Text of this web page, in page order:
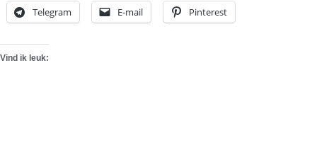
Telegram E-mail Pinterest
Vind ik leuk: